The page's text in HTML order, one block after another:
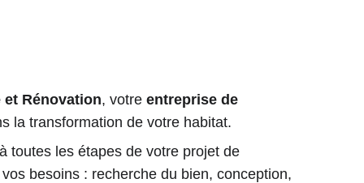
et Rénovation, votre entreprise de
la transformation de votre habitat.
toutes les étapes de votre projet de
besoins : recherche du bien, conception,